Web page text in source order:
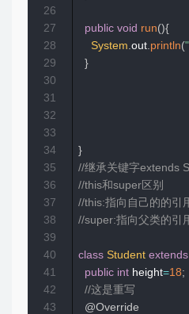
public void run(){
System.out.println(
}
}
//继承关键字extends
//this和super区别
//this:指向自己的的引
class Student extends
public int height=18;
//这是重写
@Override
26
27
28
29
30
31
32
33
34
35
36
37
38
39
40
41
42
43